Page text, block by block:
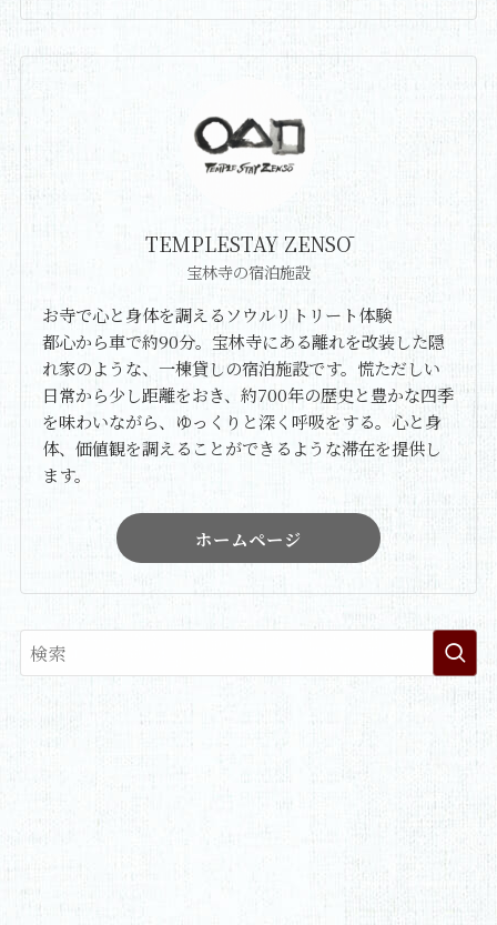
TEMPLESTAY ZENSŌ
宝林寺の宿泊施設
お寺で心と身体を調えるソウルリトリート体験
都心から車で約90分。宝林寺にある離れを改装した隠
れ家のような、一棟貸しの宿泊施設です。慌ただしい
日常から少し距離をおき、約700年の歴史と豊かな四季
を味わいながら、ゆっくりと深く呼吸をする。心と身
体、価値観を調えることができるような滞在を提供し
ます。
ホームページ